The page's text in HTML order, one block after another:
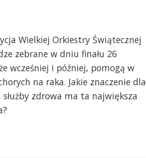
Wielkiej Orkiestry Świątecznej
zebrane w dniu finału 26
wcześniej i później, pomogą w
na raka. Jakie znaczenie dla
służby zdrowa ma ta największa